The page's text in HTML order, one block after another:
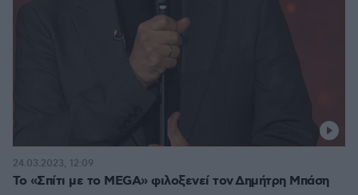
Το «Σπίτι με το MEGA» φιλοξενεί τον Δημήτρη Μπάση
24.03.2023, 12:09